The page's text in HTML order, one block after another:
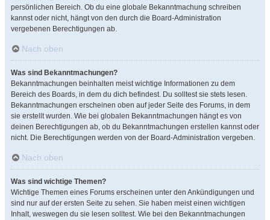
persönlichen Bereich. Ob du eine globale Bekanntmachung schreiben
kannst oder nicht, hängt von den durch die Board-Administration
vergebenen Berechtigungen ab.
Nach oben
Was sind Bekanntmachungen?
Bekanntmachungen beinhalten meist wichtige Informationen zu dem
Bereich des Boards, in dem du dich befindest. Du solltest sie stets lesen.
Bekanntmachungen erscheinen oben auf jeder Seite des Forums, in dem
sie erstellt wurden. Wie bei globalen Bekanntmachungen hängt es von
deinen Berechtigungen ab, ob du Bekanntmachungen erstellen kannst oder
nicht. Die Berechtigungen werden von der Board-Administration vergeben.
Nach oben
Was sind wichtige Themen?
Wichtige Themen eines Forums erscheinen unter den Ankündigungen und
sind nur auf der ersten Seite zu sehen. Sie haben meist einen wichtigen
Inhalt, weswegen du sie lesen solltest. Wie bei den Bekanntmachungen